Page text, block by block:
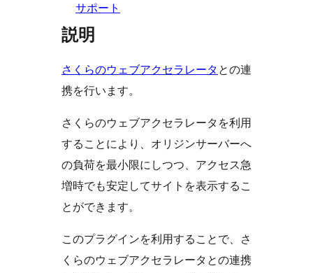
サポート
説明
さくらのウェブアクセラレータ との連
携を行います。
さくらのウェブアクセラレータを利用
することにより、オリジンサーバーへ
の負荷を最小限にしつつ、アクセス急
増時でも安定してサイトを表示するこ
とができます。
このプラグインを利用することで、さ
くらのウェブアクセラレータとの連携